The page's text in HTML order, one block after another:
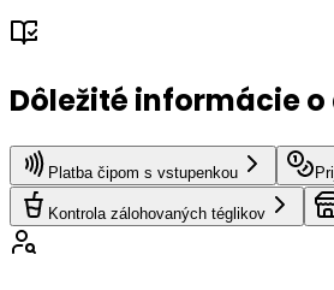
Dôležité informácie
Platba čipom s vstupenkou
Kontrola zálohovaných téglikov